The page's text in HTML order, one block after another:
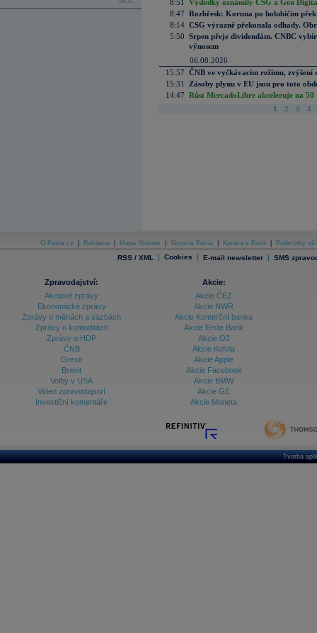
8:51
Výsledky oznámily CSG a Gen
8:47 Rozbřesk: Koruna po holubičím
8:14 CSG výrazně překonala odhady.
5:50 Srpen přeje dividendám. CNBC
výnosem
06.08.2026
15:57 ČNB ve vyčkávacím režimu, zvýšení
15:31
Zásoby plynu v EU jsou pro toto
14:47 Růst MercadoLibre akceleruje na
1 2 3 4
O Patria.cz Reklama Mapa Stránek Skupina Patria Kariéra v Patrii Podmínky
RSS / XML | Cookies | E-mail newsletter | SMS
Zpravodajství:
Akciové zprávy
Ekonomické zprávy
Zprávy o měnách a sazbách
Zprávy o komoditách
Zprávy o HDP
ČNB
Grexit
Brexit
Volby v USA
Video zpravodajství
Investiční komentáře
Akcie:
Akcie ČEZ
Akcie NWR
Akcie Komerční banka
Akcie Erste Bank
Akcie O2
Akcie Kofola
Akcie Apple
Akcie Facebook
Akcie BMW
Akcie GE
Akcie Moneta
Tvorba